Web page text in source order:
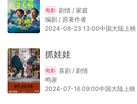
电影 剧情 / 家庭
编剧 / 原著作者
2024-08-23 13:00中国大陆上映
抓娃娃
电影 喜剧 / 剧情
鸣谢
2024-07-16 09:00中国大陆上映